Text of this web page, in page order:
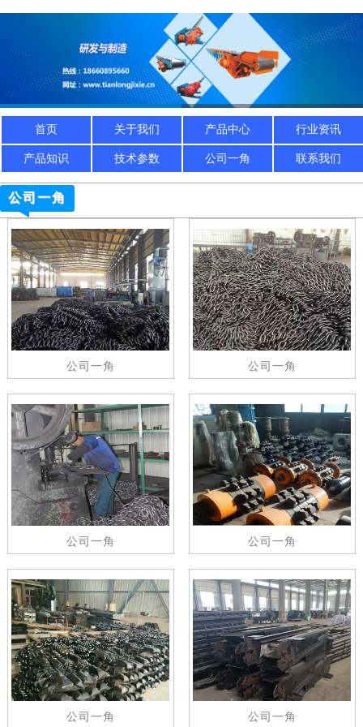
首页 关于我们 产品中心 行业资讯
产品知识 技术参数 公司一角 联系我们
公司一角
公司一角 公司一角
公司一角 公司一角
公司一角 公司一角